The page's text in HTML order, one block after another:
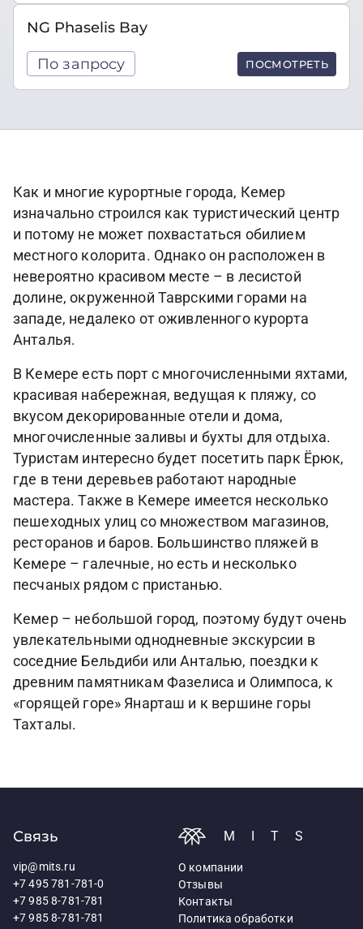
NG Phaselis Bay
По запросу ПОСМОТРЕТЬ
Как и многие курортные города, Кемер
изначально строился как туристический центр
и потому не может похвастаться обилием
местного колорита. Однако он расположен в
невероятно красивом месте – в лесистой
долине, окруженной Таврскими горами на
западе, недалеко от оживленного курорта
Анталья.
В Кемере есть порт с многочисленными яхтами,
красивая набережная, ведущая к пляжу, со
вкусом декорированные отели и дома,
многочисленные заливы и бухты для отдыха.
Туристам интересно будет посетить парк Ёрюк,
где в тени деревьев работают народные
мастера. Также в Кемере имеется несколько
пешеходных улиц со множеством магазинов,
ресторанов и баров. Большинство пляжей в
Кемере – галечные, но есть и несколько
песчаных рядом с пристанью.
Кемер – небольшой город, поэтому будут очень
увлекательными однодневные экскурсии в
соседние Бельдиби или Анталью, поездки к
древним памятникам Фазелиса и Олимпоса, к
«горящей горе» Янарташ и к вершине горы
Тахталы.
Связь
vip@mits.ru
+7 495 781-781-0
+7 985 8-781-781
+7 985 8-781-781
MITS
О компании
Отзывы
Контакты
Политика обработки